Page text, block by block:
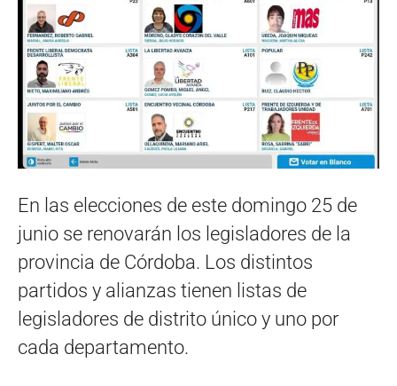
En las elecciones de este domingo 25 de
junio se renovarán los legisladores de la
provincia de Córdoba. Los distintos
partidos y alianzas tienen listas de
legisladores de distrito único y uno por
cada departamento.